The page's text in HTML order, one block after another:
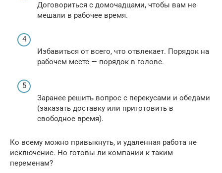
Договориться с домочадцами, чтобы вам не
мешали в рабочее время.
Избавиться от всего, что отвлекает. Порядок на
рабочем месте — порядок в голове.
Заранее решить вопрос с перекусами и обедами
(заказать доставку или приготовить в
свободное время).
Ко всему можно привыкнуть, и удаленная работа не
исключение. Но готовы ли компании к таким
переменам?